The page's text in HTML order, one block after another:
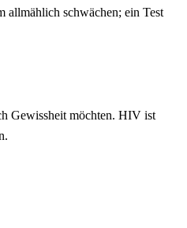
allmählich schwächen; ein Test
Gewissheit möchten. HIV ist